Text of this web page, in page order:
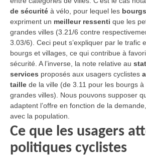
de sécurité à vélo, pour lequel les
expriment un meilleur ressenti que les
grandes villes (3.21/6 contre
3.03/6). Ceci peut s’expliquer par le trafic
bourgs et villages, ce qui contribue à
sécurité. A l’inverse, la note relative au
services proposés aux usagers cyclistes
taille de la ville (de 3.11 pour les bourgs
grandes villes). Nous pouvons supposer
adaptent l’offre en fonction de la
avec la population.
Ce que les usagers
politiques cyclistes